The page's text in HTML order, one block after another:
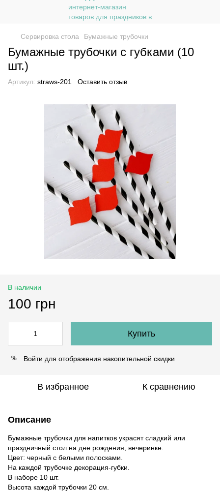
Сервировка стола Бумажные трубочки
Бумажные трубочки с губками (10
шт.)
Артикул: straws-201 Оставить отзыв
В наличии
100 грн
Купить
% Войти для отображения накопительной скидки
В избранное К сравнению
Описание
Бумажные трубочки для напитков украсят сладкий или
праздничный стол на дне рождения, вечеринке.
Цвет: черный с белыми полосками.
На каждой трубочке декорация-губки.
В наборе 10 шт.
Высота каждой трубочки 20 см.